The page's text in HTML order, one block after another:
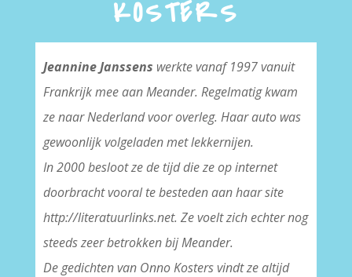
KOSTERS
Jeannine Janssens werkte vanaf 1997 vanuit
Frankrijk mee aan Meander. Regelmatig kwam
ze naar Nederland voor overleg. Haar auto was
gewoonlijk volgeladen met lekkernijen.
In 2000 besloot ze de tijd die ze op internet
doorbracht vooral te besteden aan haar site
http://literatuurlinks.net. Ze voelt zich echter nog
steeds zeer betrokken bij Meander.
De gedichten van Onno Kosters vindt ze altijd